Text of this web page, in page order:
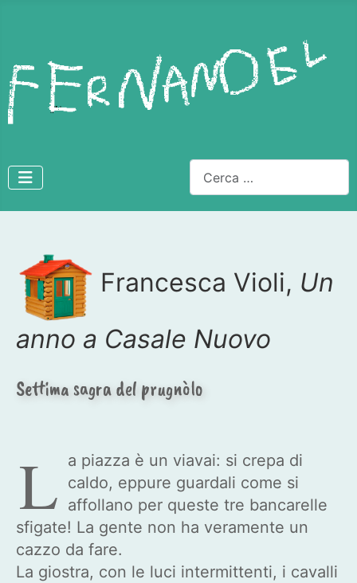
Cerca
Dettagli
Francesca Violi, Un
anno a Casale Nuovo
Settima sagra del prugnòlo
L a piazza è un viavai: si crepa di
caldo, eppure guardali come si
affollano per queste tre bancarelle
sfigate! La gente non ha veramente un
cazzo da fare.
La giostra, con le luci intermittenti, i cavalli